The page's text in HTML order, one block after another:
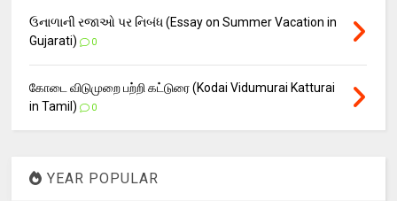
ઉનાળાની રજાઓ પર નિબંધ (Essay on Summer Vacation in
Gujarati)
0
கோடை விடுமுறை பற்றி கட்டுரை (Kodai Vidumurai Katturai
in Tamil)
0
YEAR POPULAR